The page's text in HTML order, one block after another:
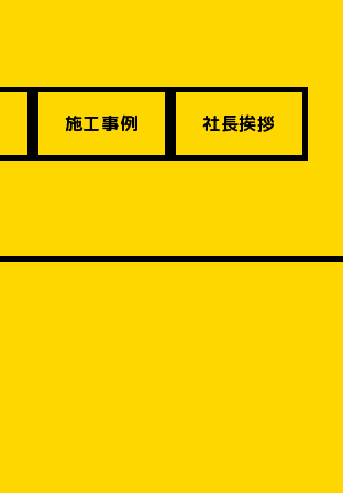
施工事例 社長挨拶